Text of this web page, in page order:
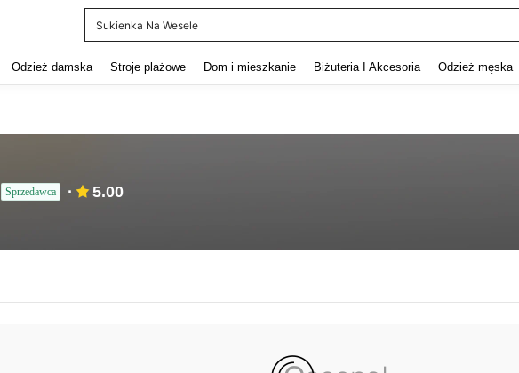
Sukienka Na Wesele
Odzież damska Stroje plażowe Dom i mieszkanie Biżuteria I Akcesoria Odzież męska
Sprzedawca 5.00